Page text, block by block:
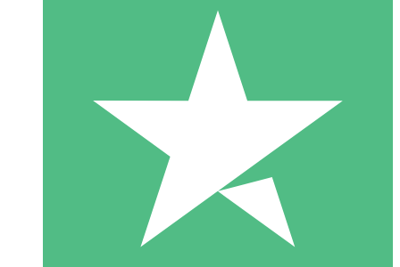
Packs de Crédits Individuels
Payez à l'utilisation avec des crédits de téléchargement. Sans
1 Téléchargement
10 00